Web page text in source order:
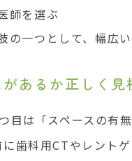
師を選ぶ
の一つとして、幅広
あるか正しく見
目は「スペースの有
歯科用CTやレント